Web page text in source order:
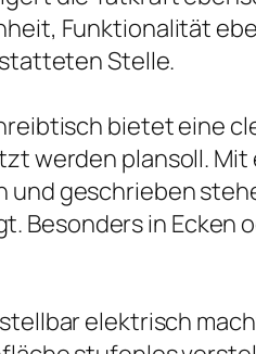
Funktionalität
Stelle.
bietet eine
werden plansoll.
geschrieben
Besonders in
elektrisch